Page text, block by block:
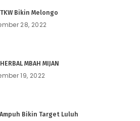
Bikin Melongo
28, 2022
MBAH MIJAN
19, 2022
Bikin Target Luluh